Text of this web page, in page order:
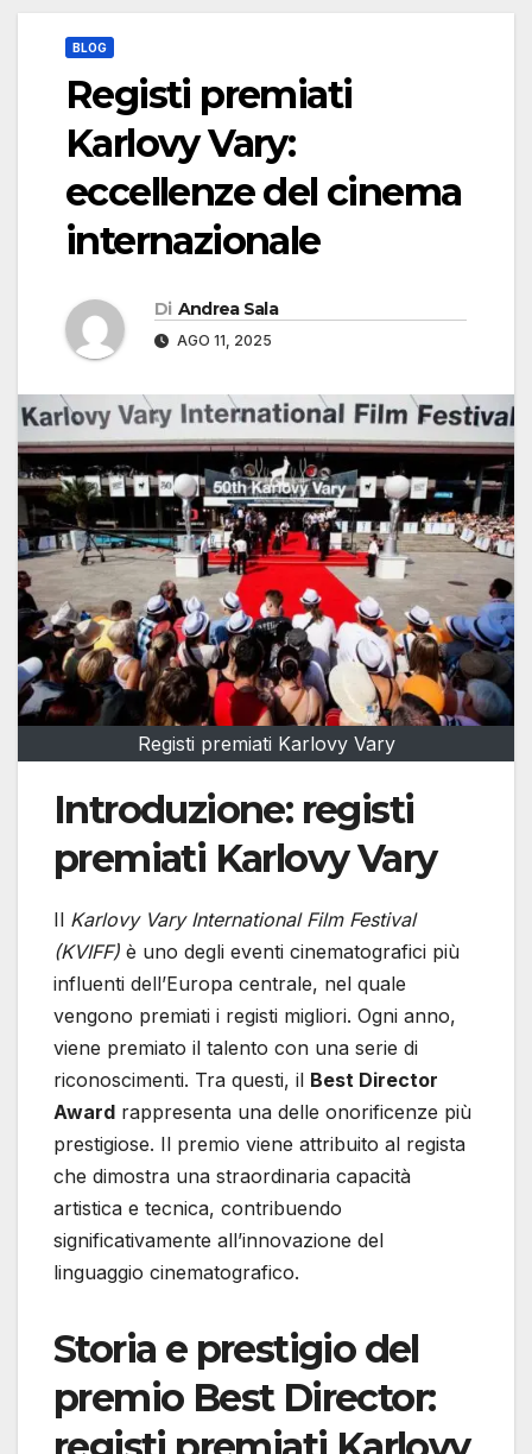
BLOG
Registi premiati
Karlovy Vary:
eccellenze del cinema
internazionale
Di Andrea Sala
AGO 11, 2025
Registi premiati Karlovy Vary
Introduzione: registi
premiati Karlovy Vary
Il Karlovy Vary International Film Festival
(KVIFF) è uno degli eventi cinematografici più
influenti dell’Europa centrale, nel quale
vengono premiati i registi migliori. Ogni anno,
viene premiato il talento con una serie di
riconoscimenti. Tra questi, il Best Director
Award rappresenta una delle onorificenze più
prestigiose. Il premio viene attribuito al regista
che dimostra una straordinaria capacità
artistica e tecnica, contribuendo
significativamente all’innovazione del
linguaggio cinematografico.
Storia e prestigio del
premio Best Director: